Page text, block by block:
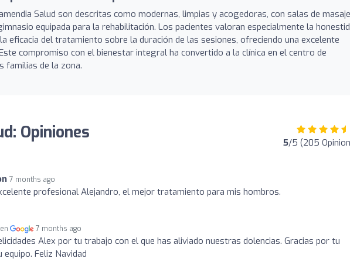
Salud son descritas como modernas, limpias y acogedoras, con salas de masaje
equipada para la rehabilitación. Los pacientes valoran especialmente la
eficacia del tratamiento sobre la duración de las sesiones, ofreciendo una excelente
compromiso con el bienestar integral ha convertido a la clínica en el centro de
familias de la zona.
Opiniones 5/5 (205
7 months ago
profesional Alejandro, el mejor tratamiento para mis hombros.
7 months ago
Alex por tu trabajo con el que has aliviado nuestras dolencias. Gracias por tu
Feliz Navidad